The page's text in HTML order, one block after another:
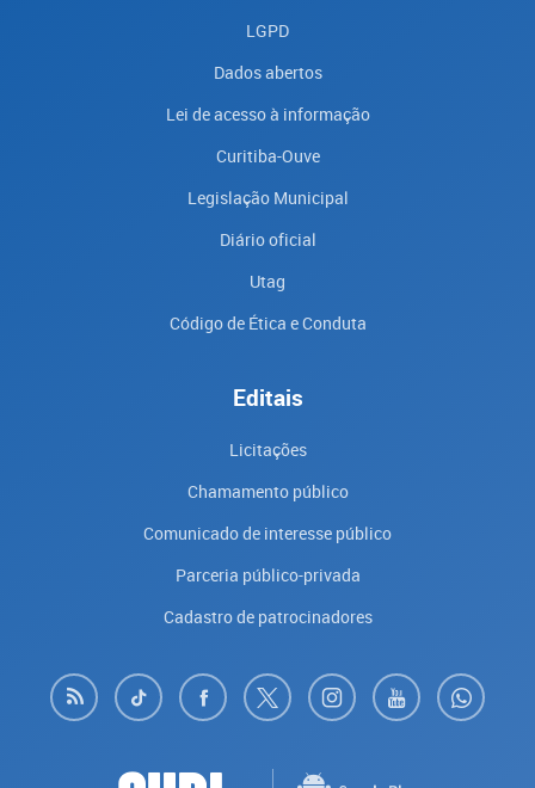
LGPD
Dados abertos
Lei de acesso à informação
Curitiba-Ouve
Legislação Municipal
Diário oficial
Utag
Código de Ética e Conduta
Editais
Licitações
Chamamento público
Comunicado de interesse público
Parceria público-privada
Cadastro de patrocinadores